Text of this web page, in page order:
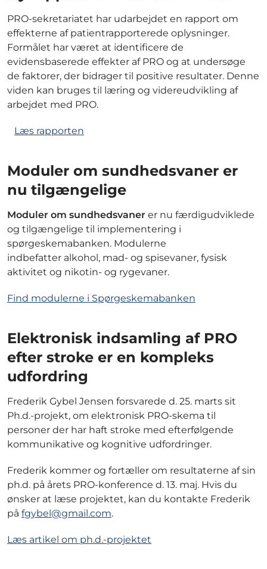
PRO-sekretariatet har udarbejdet en rapport om
effekterne af patientrapporterede oplysninger.
Formålet har været at identificere de
evidensbaserede effekter af PRO og at undersøge
de faktorer, der bidrager til positive resultater. Denne
viden kan bruges til læring og videreudvikling af
arbejdet med PRO.
Læs rapporten
Moduler om sundhedsvaner er
nu tilgængelige
Moduler om sundhedsvaner er nu færdigudviklede
og tilgængelige til implementering i
spørgeskemabanken. Modulerne
indbefatter alkohol, mad- og spisevaner, fysisk
aktivitet og nikotin- og rygevaner.
Find modulerne i Spørgeskemabanken
Elektronisk indsamling af PRO
efter stroke er en kompleks
udfordring
Frederik Gybel Jensen forsvarede d. 25. marts sit
Ph.d.-projekt, om elektronisk PRO-skema til
personer der har haft stroke med efterfølgende
kommunikative og kognitive udfordringer.
Frederik kommer og fortæller om resultaterne af sin
ph.d. på årets PRO-konference d. 13. maj. Hvis du
ønsker at læse projektet, kan du kontakte Frederik
på fgybel@gmail.com.
Læs artikel om ph.d.-projektet